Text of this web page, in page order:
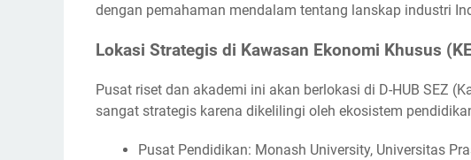
dengan pemahaman mendalam tentang lanskap industri
Lokasi Strategis di Kawasan Ekonomi Khusus
Pusat riset dan akademi ini akan berlokasi di D-HUB SEZ
sangat strategis karena dikelilingi oleh ekosistem
Pusat Pendidikan: Monash University, Universitas